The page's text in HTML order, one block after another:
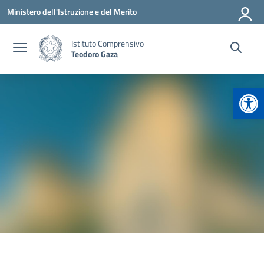
Vai ai contenuti
Vai al menu di navigazione
Vai al footer
Ministero dell'Istruzione e del Merito
Istituto Comprensivo
Teodoro Gaza